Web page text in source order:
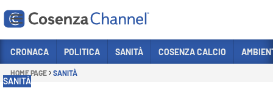
Sezioni
CRONACA POLITICA SANITÀ COSENZA CALCIO
HOME PAGE SANITÀ
SANITÀ